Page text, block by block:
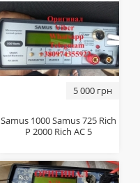
5 000 грн
Sаmus 1000 Sаmus 725 Riсh
P 2000 Riсh AC 5